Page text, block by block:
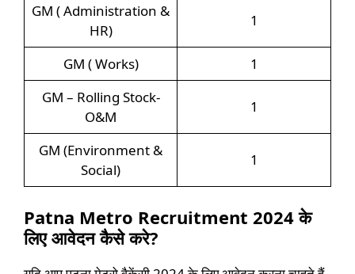
GM ( Administration &
HR)
1
GM ( Works)
1
GM – Rolling Stock-
O&M
1
GM (Environment &
Social)
1
Patna Metro Recruitment 2024 के
लिए आवेदन कैसे करे?